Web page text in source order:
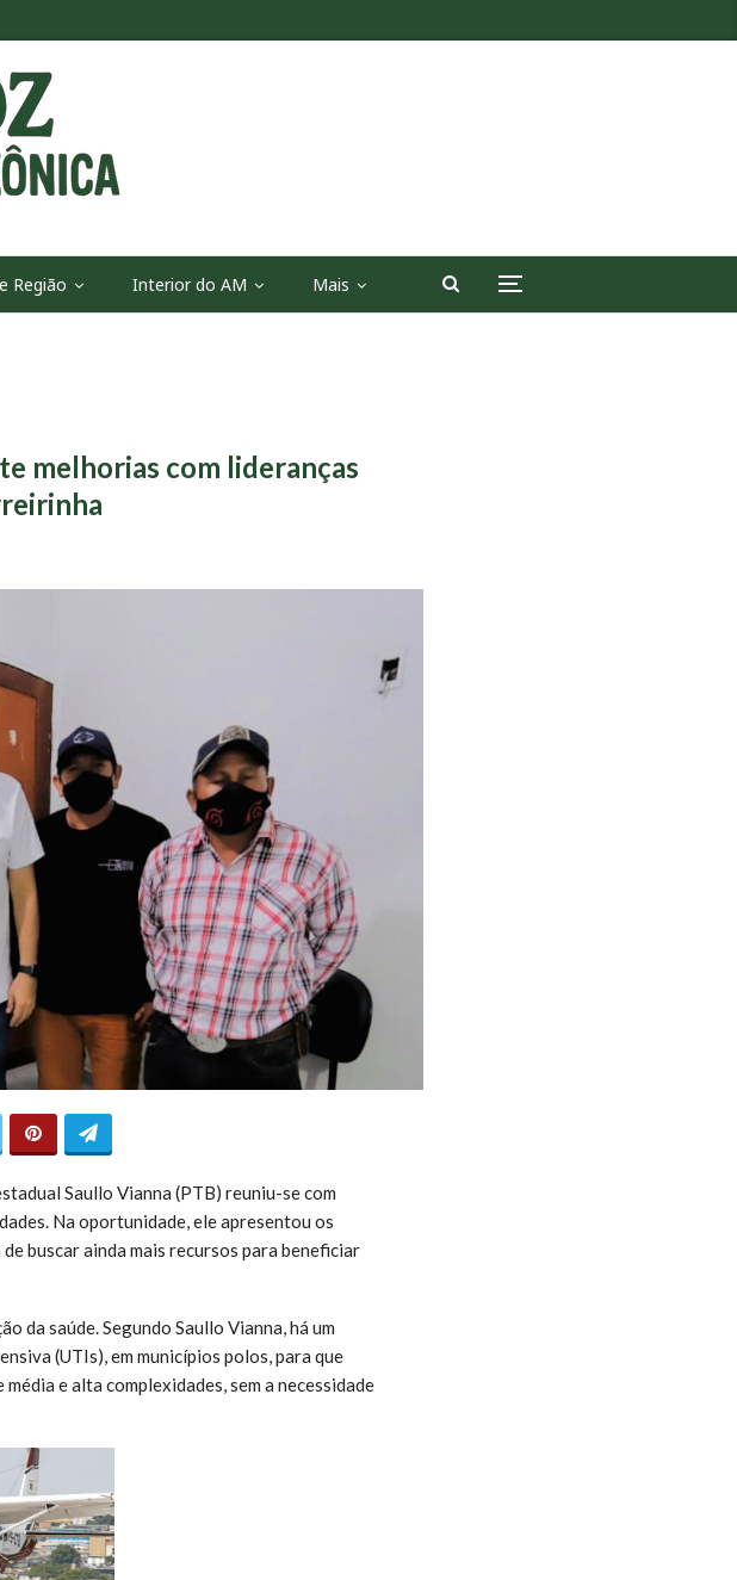
Região Interior do AM Mais
melhorias com lideranças
Saullo Vianna (PTB) reuniu-se com
Na oportunidade, ele apresentou os
buscar ainda mais recursos para beneficiar
da saúde. Segundo Saullo Vianna, há um
(UTIs), em municípios polos, para que
e alta complexidades, sem a necessidade